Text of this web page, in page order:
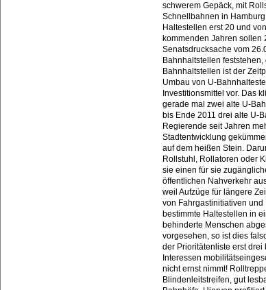
schwerem Gepäck, mit
Schnellbahnen in
Haltestellen erst 20 und
kommenden Jahren sollen
Senatsdrucksache vom
Bahnhaltstellen
Bahnhaltstellen ist der
Umbau von U-
Investitionsmittel vor. Das
gerade mal zwei alte U-
bis Ende 2011 drei alte U-
Regierende seit Jahren
Stadtentwicklung
auf dem heißen Stein.
Rollstuhl, Rollatoren oder
sie einen für sie
öffentlichen Nahverkehr
weil Aufzüge für längere
von Fahrgastinitiativen
bestimmte Haltestellen in
behinderte Menschen
vorgesehen, so ist dies
der Prioritätenliste erst
Interessen
nicht ernst nimmt!
Blindenleitstreifen, gut